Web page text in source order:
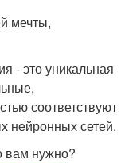
мечты,
- это уникальная
соответствуют
нейронных сетей.
вам нужно?